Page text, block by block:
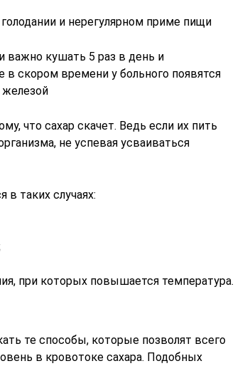
и нерегулярном приме пищи
важно кушать 5 раз в день и
скором времени у больного появятся
что сахар скачет. Ведь если их пить
не успевая усваиваться
в таких случаях:
при которых повышается температура.
те способы, которые позволят всего
в кровотоке сахара. Подобных